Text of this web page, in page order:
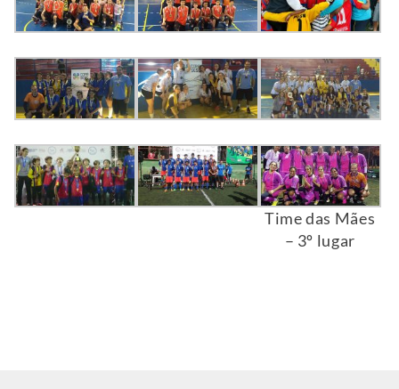
Time das Mães
– 3º lugar